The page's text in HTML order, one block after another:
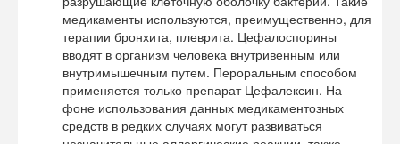
медикаменты используются, преимущественно, для
терапии бронхита, плеврита. Цефалоспорины
вводят в организм человека внутривенным или
внутримышечным путем. Пероральным способом
применяется только препарат Цефалексин. На
фоне использования данных медикаментозных
средств в редких случаях могут развиваться